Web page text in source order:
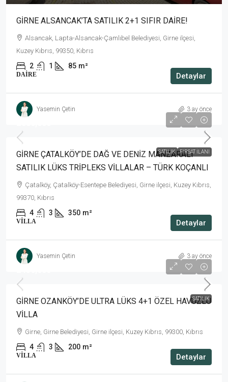
GİRNE ALSANCAK’TA SATILIK 2+1 SIFIR DAİRE!
Alsancak, Lapta-Alsancak-Çamlıbel Belediyesi, Girne ilçesi,
Kuzey Kıbrıs, 99350, Kıbrıs
2 1 85 m²
DAIRE Detaylar
Yasemin Çetin 3 ay önce
SATILIK FIRSAT İLANI
GİRNE ÇATALKÖY’DE DAĞ VE DENİZ MANZARALI
SATILIK LÜKS TRİPLEKS VİLLALAR – TÜRK KOÇANLI
Çatalköy, Çatalköy-Esentepe Belediyesi, Girne ilçesi, Kuzey Kıbrıs,
99370, Kıbrıs
4 3 350 m²
VILLA Detaylar
Yasemin Çetin 3 ay önce
SATILIK
GİRNE OZANKÖY’DE ULTRA LÜKS 4+1 ÖZEL HAVUZLU
VİLLA
Girne, Girne Belediyesi, Girne ilçesi, Kuzey Kıbrıs, 99300, Kıbrıs
4 3 200 m²
VILLA Detaylar